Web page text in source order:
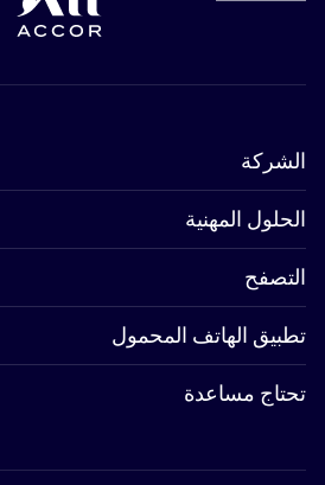
الشركة
الحلول المهنية
التصفح
تطبيق الهاتف المحمول
تحتاج مساعدة